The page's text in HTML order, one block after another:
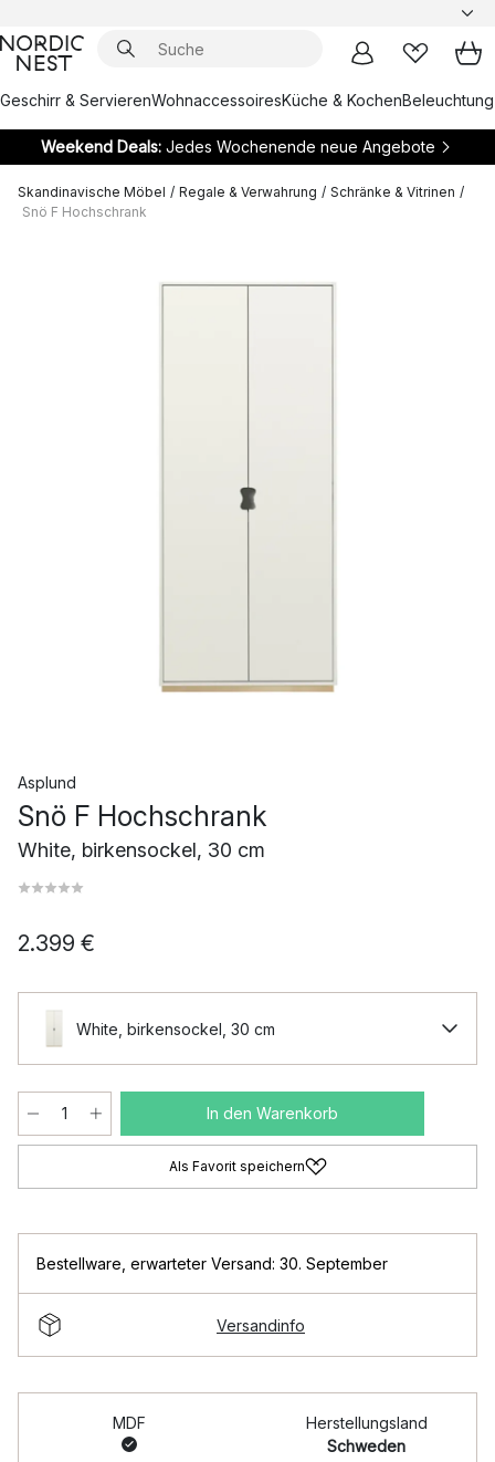
Geschirr & ServierenWohnaccessoiresKüche & KochenBeleuchtung
Weekend Deals:Jedes Wochenende neue Angebote
Skandinavische Möbel / Regale & Verwahrung / Schränke & Vitrinen /
Snö F Hochschrank
Asplund
Snö F Hochschrank
White, birkensockel, 30 cm
2.399 €
White, birkensockel, 30 cm
In den Warenkorb
Als Favorit speichern
Bestellware erwarteter Versand: 30. September
Versandinfo
MDF
Herstellungsland
Schweden